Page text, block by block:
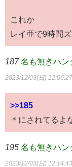
これか
レイ亜で9時間
187 名も無きハン
2023/12/03(日)
>>185
＊にされてるよ
195 名も無きハン
2023/12/03(日)